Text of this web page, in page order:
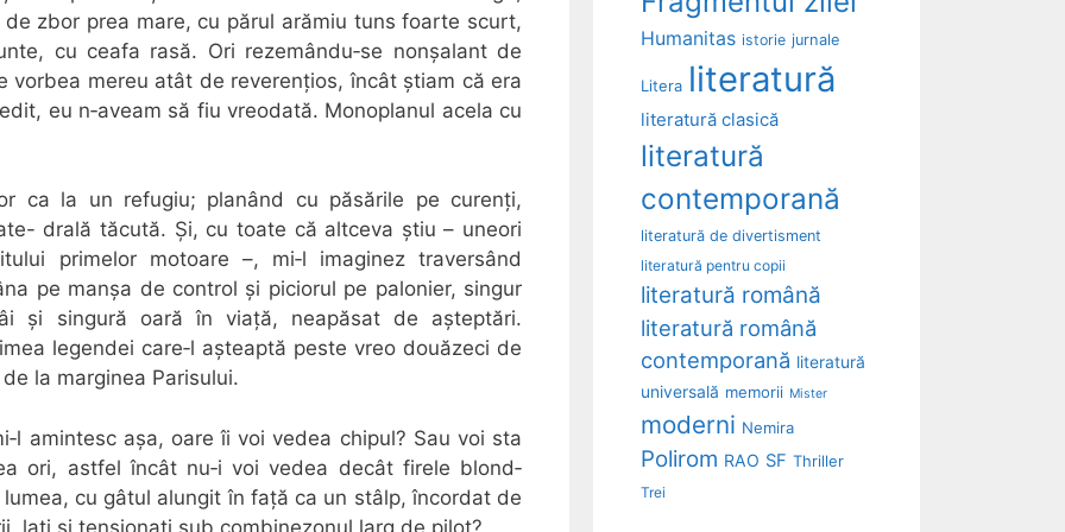
zbor prea mare, cu părul arămiu tuns foarte scurt,
cu ceafa rasă. Ori rezemându‐se nonșalant de
vorbea mereu atât de reverențios, încât știam că era
eu n‐aveam să fiu vreodată. Monoplanul acela cu
ca la un refugiu; planând cu păsările pe curenți,
drală tăcută. Și, cu toate că altceva știu – uneori
primelor motoare –, mi‐l imaginez traversând
pe manșa de control și piciorul pe palonier, singur
și singură oară în viață, neapăsat de așteptări.
legendei care‐l așteaptă peste vreo douăzeci de
la marginea Parisului.
amintesc așa, oare îi voi vedea chipul? Sau voi sta
ori, astfel încât nu‐i voi vedea decât firele blond‐
cu gâtul alungit în față ca un stâlp, încordat de
lați și tensionați sub combinezonul larg de pilot?
Humanitas istorie jurnale
Litera literatură
literatură clasică
literatură
contemporană
literatură de divertisment
literatură pentru copii
literatură română
literatură română
contemporană literatură
universală memorii Mister
moderni Nemira
Polirom RAO SF Thriller
Trei